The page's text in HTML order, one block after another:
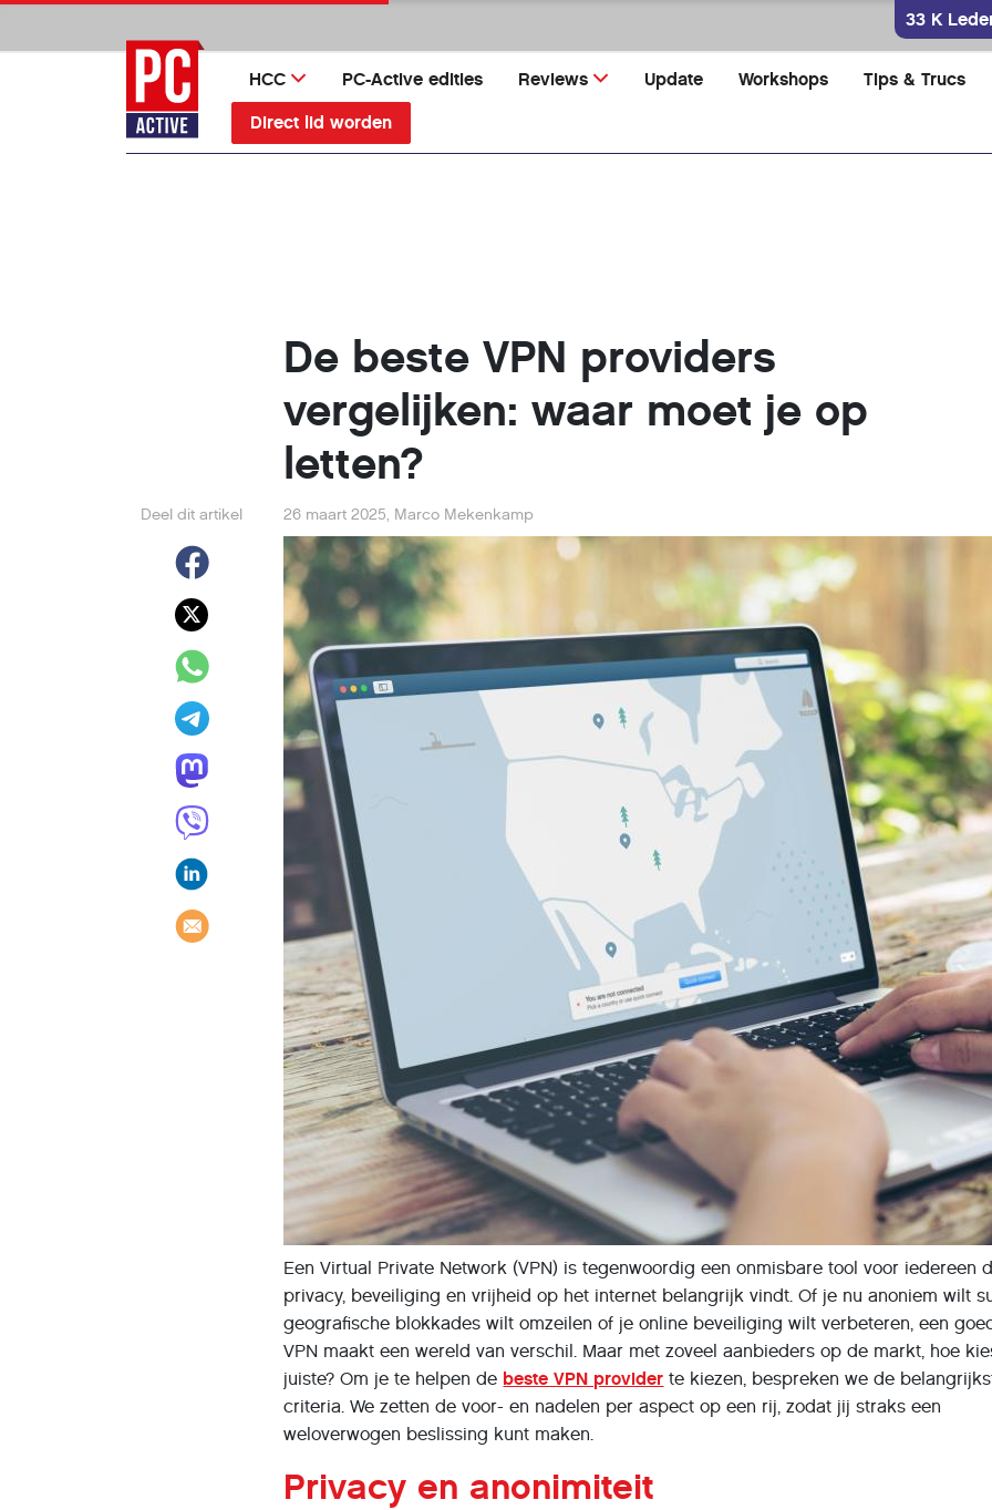
direct
naar
inhoud
33 K
HCC PC-Active edities Reviews Update Workshops Tips & Trucs
Direct lid worden
De beste VPN providers
vergelijken: waar moet je op
letten?
Deel dit artikel 26 maart 2025, Marco Mekenkamp
Een Virtual Private Network (VPN) is tegenwoordig een onmisbare tool voor iedereen
privacy, beveiliging en vrijheid op het internet belangrijk vindt. Of je nu anoniem wilt
geografische blokkades wilt omzeilen of je online beveiliging wilt verbeteren, een
VPN maakt een wereld van verschil. Maar met zoveel aanbieders op de markt, hoe
juiste? Om je te helpen de beste VPN provider te kiezen, bespreken we de
criteria. We zetten de voor- en nadelen per aspect op een rij, zodat jij straks een
weloverwogen beslissing kunt maken.
Privacy en anonimiteit